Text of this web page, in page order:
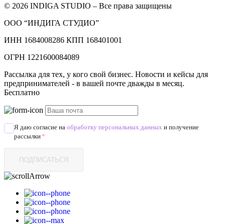
© 2026 INDIGA STUDIO – Все права защищены
ООО “ИНДИГА СТУДИО”
ИНН 1684008286 КПП 168401001
ОГРН 1221600084089
Рассылка для тех, у кого свой бизнес. Новости и кейсы для
предпринимателей - в вашей почте дважды в месяц.
Бесплатно
Я даю согласие на обработку персональных данных и получение
рассылки*
ПОДПИСАТЬСЯ